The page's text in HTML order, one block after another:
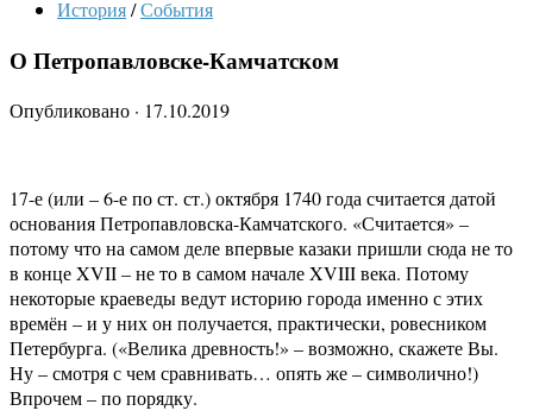
История/События
О Петропавловске-Камчатском
Опубликовано · 17.10.2019
17-е (или – 6-е по ст. ст.) октября 1740 года считается датой
основания Петропавловска-Камчатского. «Считается» –
потому что на самом деле впервые казаки пришли сюда не то
в конце XVII – не то в самом начале XVIII века. Потому
некоторые краеведы ведут историю города именно с этих
времён – и у них он получается, практически, ровесником
Петербурга. («Велика древность!» – возможно, скажете Вы.
Ну – смотря с чем сравнивать… опять же – символично!)
Впрочем – по порядку.